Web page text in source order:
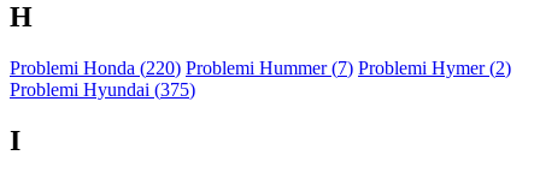
H
Problemi Honda (220) Problemi Hummer (7) Problemi Hymer (2)
Problemi Hyundai (375)
I